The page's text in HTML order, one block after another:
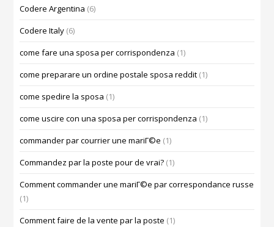
Codere Argentina (6)
Codere Italy (6)
come fare una sposa per corrispondenza (1)
come preparare un ordine postale sposa reddit (1)
come spedire la sposa (1)
come uscire con una sposa per corrispondenza (1)
commander par courrier une mariГ©e (1)
Commandez par la poste pour de vrai? (1)
Comment commander une mariГ©e par correspondance russe
(1)
Comment faire de la vente par la poste (1)